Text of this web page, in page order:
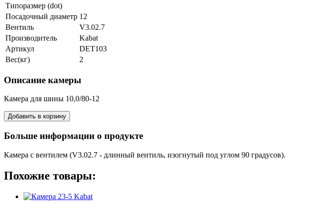
Типоразмер (dot)
Посадочный диаметр 12
Вентиль
V3.02.7
Производитель
Kabat
Артикул
DET103
Вес(кг)
2
Описание камеры
Камера для шины 10,0/80-12
Больше информации о продукте
Камера с вентилем (V3.02.7 - длинный вентиль, изогнутый под углом 90 градусов).
Похожие товары: